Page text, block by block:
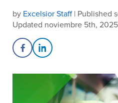
by Excelsior Staff| Published
Updated noviembre 5th, 2025
Share on Facebook
Share on LinkedIn